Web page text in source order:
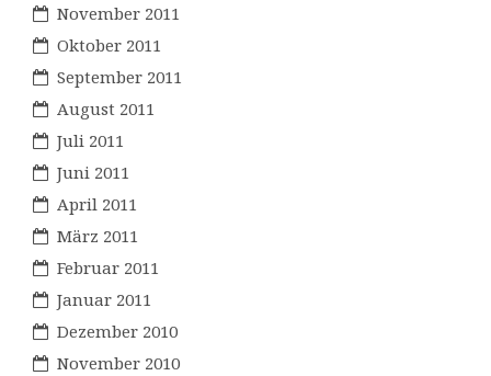
November 2011
Oktober 2011
September 2011
August 2011
Juli 2011
Juni 2011
April 2011
März 2011
Februar 2011
Januar 2011
Dezember 2010
November 2010